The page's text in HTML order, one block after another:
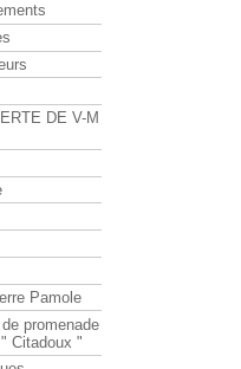
DE V-M
Pamole
promenade
Citadoux "